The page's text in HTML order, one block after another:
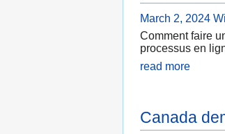
March 2, 2024
Comment faire
processus en
read more
Canada